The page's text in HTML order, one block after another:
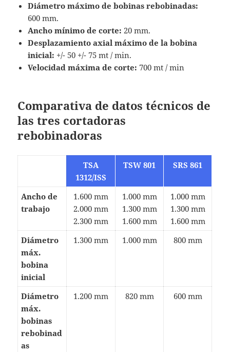
Diámetro máximo de bobinas rebobinadas:
600 mm.
Ancho mínimo de corte: 20 mm.
Desplazamiento axial máximo de la bobina
inicial: +/- 50 +/- 75 mt / min.
Velocidad máxima de corte: 700 mt / min
Comparativa de datos técnicos de
las tres cortadoras
rebobinadoras
TSA
1312/ISS
TSW 801 SRS 861
Ancho de
trabajo
1.600 mm
2.000 mm
2.300 mm
1.000 mm
1.300 mm
1.600 mm
1.000 mm
1.300 mm
1.600 mm
Diámetro
máx.
bobina
inicial
1.300 mm 1.000 mm 800 mm
Diámetro
máx.
bobinas
rebobinad
as
1.200 mm 820 mm 600 mm